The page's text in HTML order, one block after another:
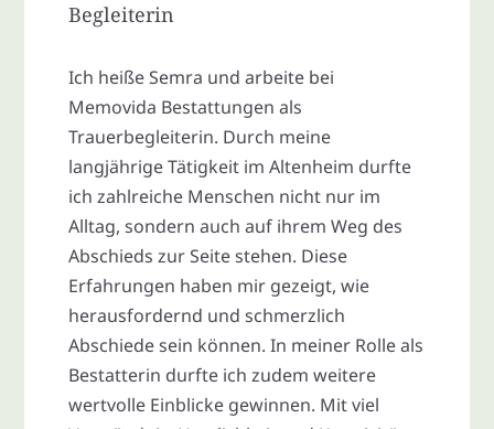
Begleiterin
Ich heiße Semra und arbeite bei
Memovida Bestattungen als
Trauerbegleiterin. Durch meine
langjährige Tätigkeit im Altenheim durfte
ich zahlreiche Menschen nicht nur im
Alltag, sondern auch auf ihrem Weg des
Abschieds zur Seite stehen. Diese
Erfahrungen haben mir gezeigt, wie
herausfordernd und schmerzlich
Abschiede sein können. In meiner Rolle als
Bestatterin durfte ich zudem weitere
wertvolle Einblicke gewinnen. Mit viel